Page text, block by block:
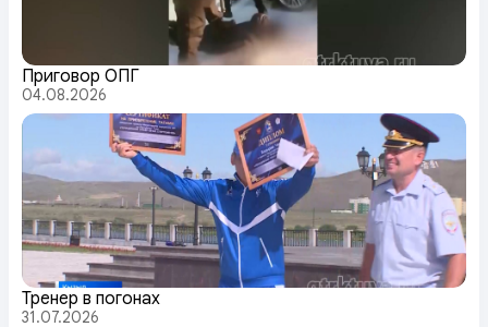
Приговор ОПГ
04.08.2026
Тренер в погонах
31.07.2026